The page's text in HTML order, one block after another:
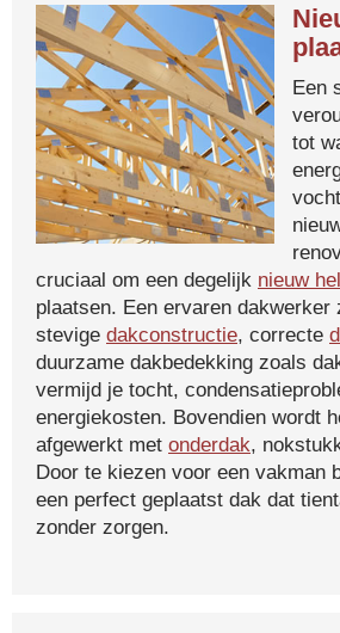
Een
tot
cruciaal om een degelijk nieuw
plaatsen. Een ervaren dakwerker
stevige dakconstructie, correcte
duurzame dakbedekking zoals
vermijd je tocht,
energiekosten. Bovendien wordt
afgewerkt met onderdak,
Door te kiezen voor een vakman
een perfect geplaatst dak dat
zonder zorgen.